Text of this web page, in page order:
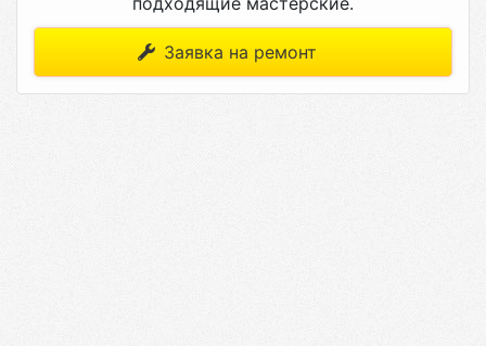
Заявка на ремонт